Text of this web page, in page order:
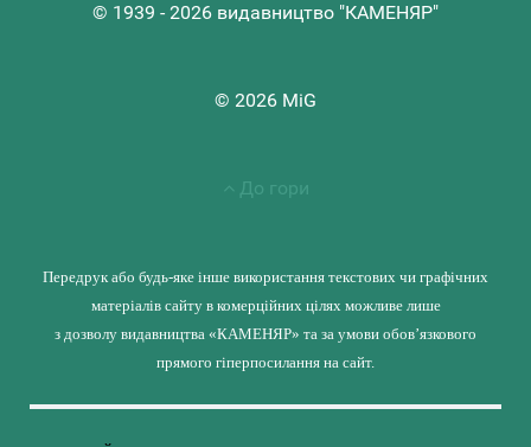
© 1939 - 2026 видавництво "КАМЕНЯР"
© 2026 MiG
До гори
Передрук або будь-яке інше використання текстових чи графічних
матеріалів сайту в комерційних цілях можливе лише
з дозволу видавництва «КАМЕНЯР» та за умови обов’язкового
прямого гіперпосилання на сайт.